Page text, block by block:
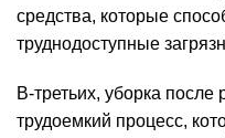
средства, которые
труднодоступные
В-третьих, уборка
трудоемкий процесс,